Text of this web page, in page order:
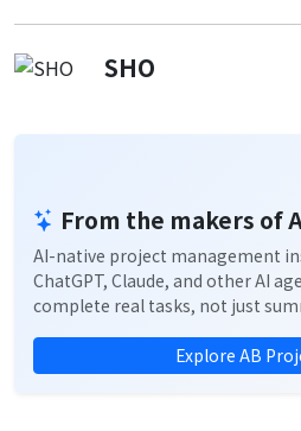
SHO
From the makers of
AI-native project management
ChatGPT, Claude, and other AI
complete real tasks, not just
Explore AB